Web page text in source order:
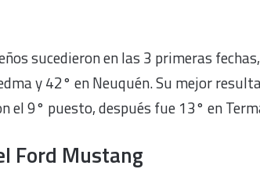
sucedieron en las 3 primeras
y 42° en Neuquén. Su mejor
el 9° puesto, después fue 13° en
Ford Mustang